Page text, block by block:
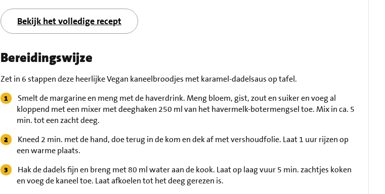
Bekijk het volledige recept
Bereidingswijze
Zet in 6 stappen deze heerlijke Vegan kaneelbroodjes met karamel-dadelsaus op tafel.
Smelt de margarine en meng met de haverdrink. Meng bloem, gist, zout en suiker en voeg al
kloppend met een mixer met deeghaken 250 ml van het havermelk-botermengsel toe. Mix in ca. 5
min. tot een zacht deeg.
Kneed 2 min. met de hand, doe terug in de kom en dek af met vershoudfolie. Laat 1 uur rijzen op
een warme plaats.
Hak de dadels fijn en breng met 80 ml water aan de kook. Laat op laag vuur 5 min. zachtjes koken
en voeg de kaneel toe. Laat afkoelen tot het deeg gerezen is.